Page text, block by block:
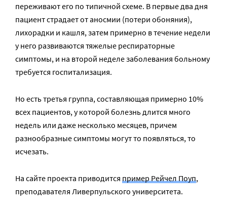
переживают его по типичной схеме. В первые два дня
пациент страдает от аносмии (потери обоняния),
лихорадки и кашля, затем примерно в течение недели
у него развиваются тяжелые респираторные
симптомы, и на второй неделе заболевания больному
требуется госпитализация.
Но есть третья группа, составляющая примерно 10%
всех пациентов, у которой болезнь длится много
недель или даже несколько месяцев, причем
разнообразные симптомы могут то появляться, то
исчезать.
На сайте проекта приводится пример Рейчел Поуп,
преподавателя Ливерпульского университета.